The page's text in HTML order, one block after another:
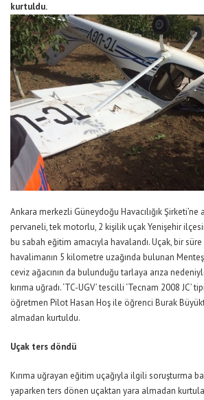
kurtuldu.
Ankara merkezli Güneydoğu Havacılığık
pervaneli, tek motorlu, 2 kişilik uçak Yenişehir
bu sabah eğitim amacıyla havalandı. Uçak, bir
havalimanın 5 kilometre uzağında bulunan
ceviz ağacının da bulunduğu tarlaya arıza
kırıma uğradı. ‘TC-UGV’ tescilli ‘Tecnam 2008 JC’
öğretmen Pilot Hasan Hoş ile öğrenci Burak
almadan kurtuldu.
Uçak ters döndü
Kırıma uğrayan eğitim uçağıyla ilgili soruşturma
yaparken ters dönen uçaktan yara almadan